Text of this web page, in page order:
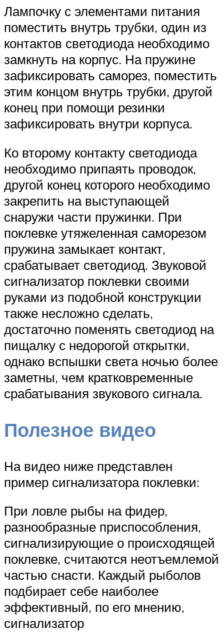
Лампочку с элементами питания
поместить внутрь трубки, один из
контактов светодиода необходимо
замкнуть на корпус. На пружине
зафиксировать саморез, поместить
этим концом внутрь трубки, другой
конец при помощи резинки
зафиксировать внутри корпуса.
Ко второму контакту светодиода
необходимо припаять проводок,
другой конец которого необходимо
закрепить на выступающей
снаружи части пружинки. При
поклевке утяжеленная саморезом
пружина замыкает контакт,
срабатывает светодиод. Звуковой
сигнализатор поклевки своими
руками из подобной конструкции
также несложно сделать,
достаточно поменять светодиод на
пищалку с недорогой открытки,
однако вспышки света ночью более
заметны, чем кратковременные
срабатывания звукового сигнала.
Полезное видео
На видео ниже представлен
пример сигнализатора поклевки:
При ловле рыбы на фидер,
разнообразные приспособления,
сигнализирующие о происходящей
поклевке, считаются неотъемлемой
частью снасти. Каждый рыболов
подбирает себе наиболее
эффективный, по его мнению,
сигнализатор